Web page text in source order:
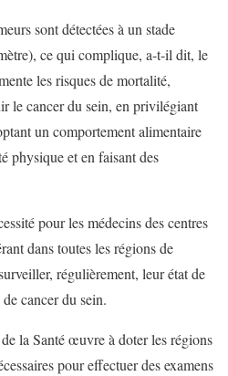
sont détectées à un stade
ce qui complique, a-t-il dit, le
les risques de mortalité,
le cancer du sein, en privilégiant
un comportement alimentaire
physique et en faisant des
pour les médecins des centres
dans toutes les régions de
régulièrement, leur état de
cancer du sein.
la Santé œuvre à doter les régions
pour effectuer des examens